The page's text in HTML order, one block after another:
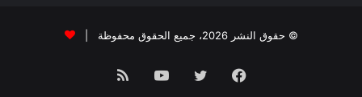
© حقوق النشر 2026، جميع الحقوق محفوظة |
فيسبوك تويتر يوتيوب